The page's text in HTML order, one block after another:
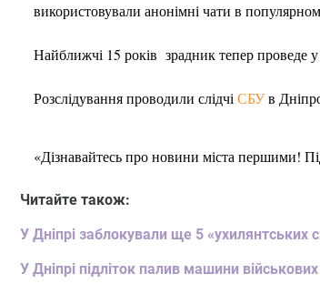
використовували анонімні чати в
Найближчі 15 років зрадник тепер проведе
Розслідування проводили слідчі СБУв
«Дізнавайтесь про новини міста першими!
Читайте також:
У Дніпрі заблокували ще 5 «ухилянтських
У Дніпрі підліток палив машини військових